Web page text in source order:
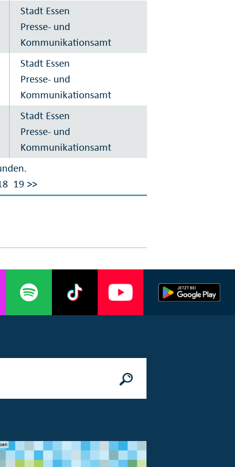
19 >>
Stadt Essen
Presse- und
Kommunikationsamt
Stadt Essen
Presse- und
Kommunikationsamt
Stadt Essen
Presse- und
Kommunikationsamt